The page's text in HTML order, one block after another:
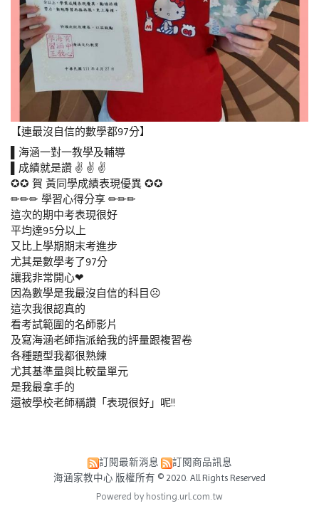
【連最沒自信的數學都97分】
▌海涵一對一教學及輔導
▌成績就是讚 ✌ ✌ ✌
✪✪ 賀 黃同學成績表現優異 ✪✪
✏✏✏ 學習心得分享 ✏✏✏
這次的期中考表現很好
平均達95分以上
又比上學期期末考進步
尤其是數學考了97分
讓我非常開心❤
因為數學是我最沒自信的科目☹
這次我很認真的
看考試範圍的名師影片
及寫海涵老師指派給我的評量跟複習卷
各種題型我都很熟練
尤其基準量與比較量單元
是我最拿手的
還被學校老師稱讚「表現很好」呢!!
訂閱最新消息
訂閱商品訊息
海涵家教中心 版權所有 © 2020. All Rights Reserved
Powered by hosting.url.com.tw